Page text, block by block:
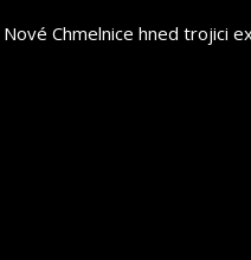
Chmelnice hned trojici